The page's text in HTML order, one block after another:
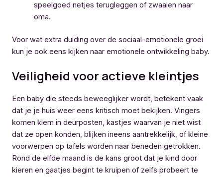
speelgoed netjes terugleggen of zwaaien naar
oma.
Voor wat extra duiding over de sociaal-emotionele groei
kun je ook eens kijken naar emotionele ontwikkeling baby.
Veiligheid voor actieve kleintjes
Een baby die steeds beweeglijker wordt, betekent vaak
dat je je huis weer eens kritisch moet bekijken. Vingers
komen klem in deurposten, kastjes waarvan je niet wist
dat ze open konden, blijken ineens aantrekkelijk, of kleine
voorwerpen op tafels worden naar beneden getrokken.
Rond de elfde maand is de kans groot dat je kind door
kieren en gaatjes begint te kruipen of zelfs probeert te